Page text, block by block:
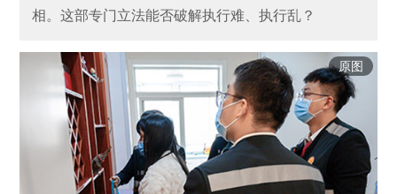
相。这部专门立法能否破解执行难、执行乱？
原图